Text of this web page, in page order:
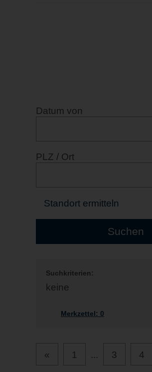
Datum von
PLZ / Ort
Standort ermitteln
Suchkriterien:
keine
Merkzettel: 0
« 1 ... 3 4